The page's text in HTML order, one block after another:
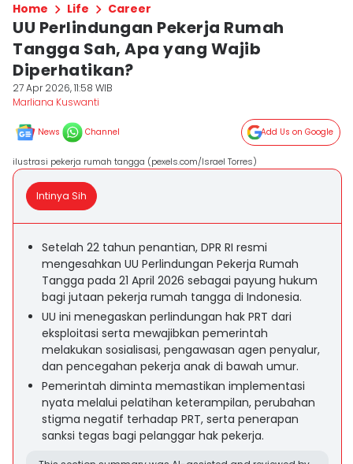
Home Life Career
UU Perlindungan Pekerja Rumah
Tangga Sah, Apa yang Wajib
Diperhatikan?
27 Apr 2026, 11:58 WIB
Marliana Kuswanti
News Channel Add Us on Google
ilustrasi pekerja rumah tangga (pexels.com/Israel Torres)
Intinya Sih
Setelah 22 tahun penantian, DPR RI resmi
mengesahkan UU Perlindungan Pekerja Rumah
Tangga pada 21 April 2026 sebagai payung hukum
bagi jutaan pekerja rumah tangga di Indonesia.
UU ini menegaskan perlindungan hak PRT dari
eksploitasi serta mewajibkan pemerintah
melakukan sosialisasi, pengawasan agen penyalur,
dan pencegahan pekerja anak di bawah umur.
Pemerintah diminta memastikan implementasi
nyata melalui pelatihan keterampilan, perubahan
stigma negatif terhadap PRT, serta penerapan
sanksi tegas bagi pelanggar hak pekerja.